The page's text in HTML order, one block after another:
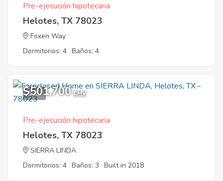
Pre-ejecución hipotecaria
Helotes, TX 78023
Foxen Way
Dormitorios: 4 Baños: 4
1
$501,700 EMV
Pre-ejecución hipotecaria
Helotes, TX 78023
SIERRA LINDA
Dormitorios: 4 Baños: 3 Built in 2018